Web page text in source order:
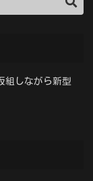
組しながら新型